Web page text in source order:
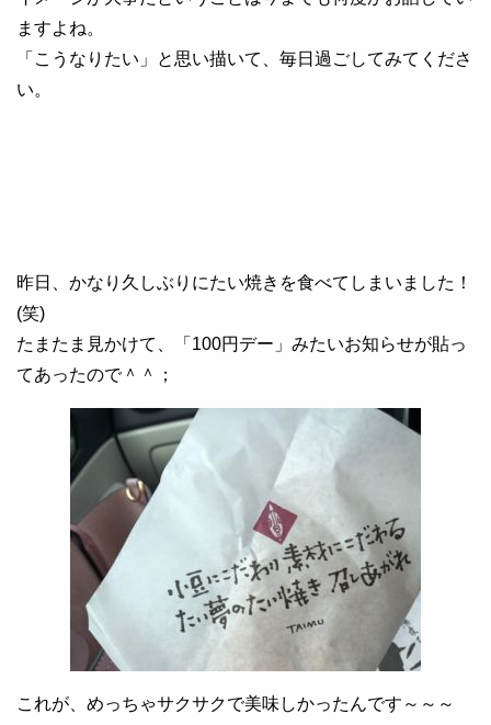
ますよね。
「こうなりたい」と思い描いて、毎日過ごしてみてくださ
い。
昨日、かなり久しぶりにたい焼きを食べてしまいました！
(笑)
たまたま見かけて、「100円デー」みたいお知らせが貼っ
てあったので＾＾；
これが、めっちゃサクサクで美味しかったんです～～～